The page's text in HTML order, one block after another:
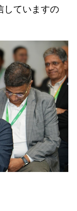
していますの